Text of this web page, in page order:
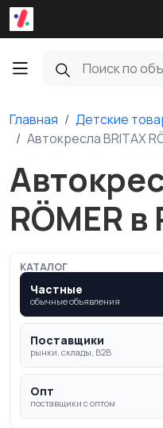
Главная Детские
Автокресла BRITAX
RÖMER
КАТАЛОГ
Частные
обычные объявления
Поставщики
рынки, склады, B2B
Опт
поставщики с оптом